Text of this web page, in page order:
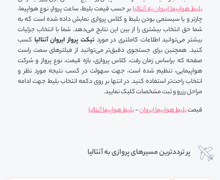
بلیط هواپیما ایروان به آنتالیابر حسب قیمت بلیط، ساعت پرواز، نوع هواپیما،
چارتر و یا سیستمی بودن بلیط و کلاس پروازی نمایش داده شده است که به
شما حق انتخاب بیشتری را از بین این نتایج می‌دهد. شما با انتخاب جزئیات
بیشتر می‌توانید اطلاعات کاملتری در موردتیکت پرواز ایروان آنتالیا کسب
کنید. همچنین برای جستجوی دقیق‌تر می‌توانید از فیلترهای سمت راست
صفحه که براساس زمان رفت، کلاس پروازی، بازه قیمت، نوع پرواز و شرکت
هواپیمایی، تنظیم شده است، جهت سهولت در کسب نتیجه مورد نظر و
انتخاب راحت‌تر استفاده کنید. در انتها بر روی دکمه انتخاب بلیط جهت ادامه
مراحل رزرو و ثبت مشخصات کلیک نمایید.
قیمتبلیط هواپیما ایروان-بلیط هواپیما آنتالیا
پر ترددترین مسیرهای پروازی به آنتالیا